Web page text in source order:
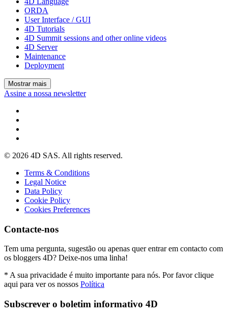
ORDA
User Interface / GUI
4D Tutorials
4D Summit sessions and other online videos
4D Server
Maintenance
Deployment
Mostrar mais
Assine a nossa newsletter
© 2026 4D SAS. All rights reserved.
Terms & Conditions
Legal Notice
Data Policy
Cookie Policy
Cookies Preferences
Contacte-nos
Tem uma pergunta, sugestão ou apenas quer entrar em contacto com
os bloggers 4D? Deixe-nos uma linha!
* A sua privacidade é muito importante para nós. Por favor clique
aqui para ver os nossos Política
Subscrever o boletim informativo 4D